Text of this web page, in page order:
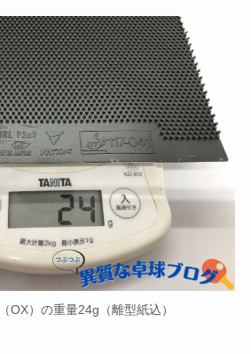
OX）の重量24g（離型紙込）